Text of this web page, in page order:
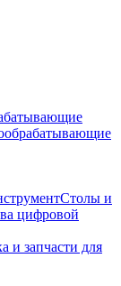
Столы и
цифровой
и запчасти для